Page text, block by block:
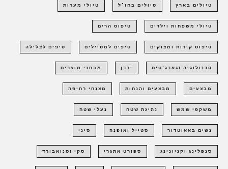
טיולים בארץ טיולים בחו"ל טיולי מערות
טיולי משפחות וילדים טיפוס הרים
טיפוס קירות ומצוקים טיפים למטיילים טיפים לצלילה
טכנולוגיה וגאדג'טים ירדן מבחני מוצרים
מבצעים מבצעים והנחות מצנחי רחיפה
משקפי שמש נהיגת שטח נעלי שטח
נשים באאוטדור סטייל ואופנה סיני
סנפלינג וקניונינג ספורט אתגרי סקי וסנואבורד